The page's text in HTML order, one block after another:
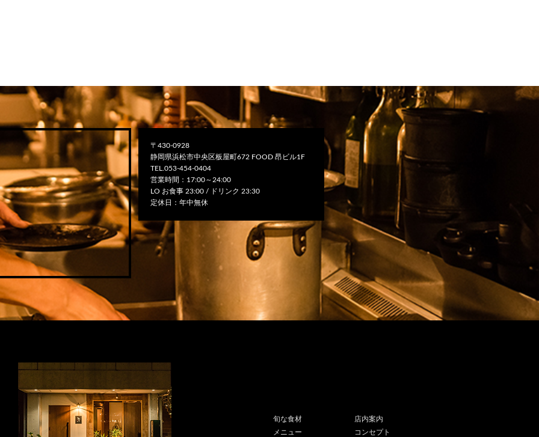
〒430-0928
静岡県浜松市中央区板屋町672 FOOD 昂ビル1F
TEL.053-454-0404
営業時間：17:00～24:00
LO お食事 23:00 / ドリンク 23:30
定休日：年中無休
旬な食材
メニュー
店内案内
コンセプト